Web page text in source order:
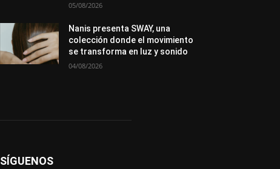
05/08/2026
Nanis presenta SWAY, una
colección donde el movimiento
se transforma en luz y sonido
04/08/2026
SÍGUENOS